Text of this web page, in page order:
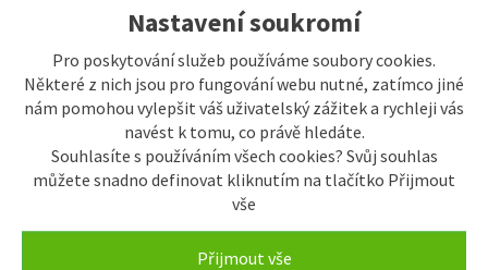
Nastavení soukromí
Pro poskytování služeb používáme soubory cookies.
Některé z nich jsou pro fungování webu nutné, zatímco jiné
nám pomohou vylepšit váš uživatelský zážitek a rychleji vás
navést k tomu, co právě hledáte.
Souhlasíte s používáním všech cookies? Svůj souhlas
můžete snadno definovat kliknutím na tlačítko Přijmout
vše
Přijmout vše
SKLADEM
Laminátor ARTA HQ-236 A4,
125mic, 25cm/min., s
integrovaným řezacím
pravítkem
1.094 Kč